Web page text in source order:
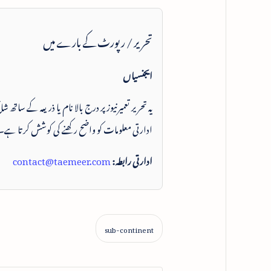
تحریر / رپورٹ کے بارے میں
ایجنسیاں
یہ تحریر تعمیرنیوز پر درج بالا نام یا ذریعہ کے
ادارتی معلومات کو واضح رکھنے کی کوشش کرتا
ادارتی رابطہ:contact@taemeer.com